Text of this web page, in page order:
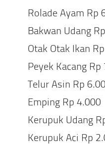
Rolade Ayam Rp
Bakwan Udang
Otak Otak Ikan
Peyek Kacang Rp
Telur Asin Rp
Emping Rp 4.000
Kerupuk Udang
Kerupuk Aci Rp